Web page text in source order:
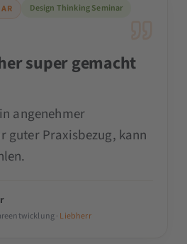
Design Thinking Seminar
super gemacht
angenehmer
guter Praxisbezug, kann
Teamleiter Softwareentwicklung · Liebherr